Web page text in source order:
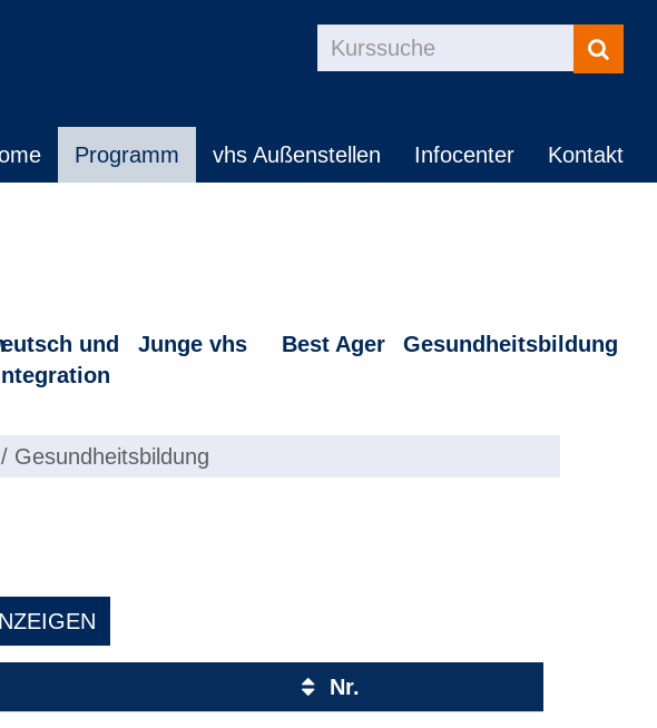
Kurse
suchen
Programm vhs Außenstellen Infocenter Kontakt
und
Junge vhs Best Ager Gesundheitsbildung
/ Gesundheitsbildung
Nr.
Kursstatus